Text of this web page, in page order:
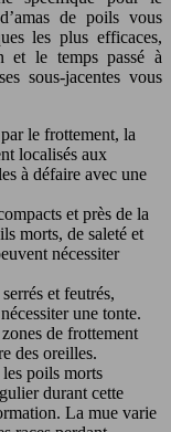
de poils vous
les plus efficaces,
et le temps passé à
sous-jacentes vous
le frottement, la
localisés aux
à défaire avec une
et près de la
morts, de saleté et
nécessiter
et feutrés,
une tonte.
de frottement
des oreilles.
poils morts
durant cette
La mue varie